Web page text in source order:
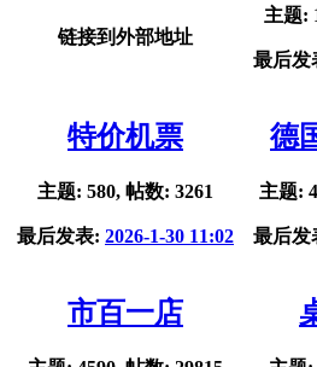
链接到外部地址
主题:
最后发
特价机票
主题: 580, 帖数: 3261
最后发表: 2026-1-30 11:02
德
主题:
最后发
市百一店